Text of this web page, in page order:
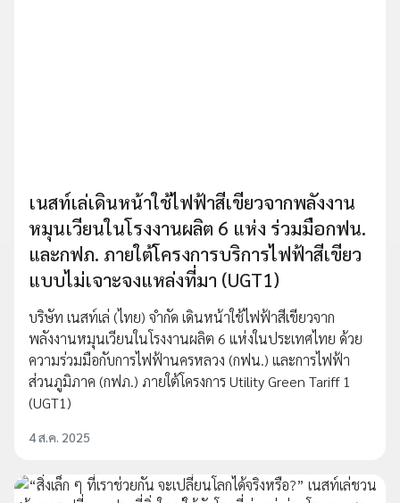
เนสท์เล่เดินหน้าใช้ไฟฟ้าสีเขียวจากพลังงาน
หมุนเวียนในโรงงานผลิต 6 แห่ง ร่วมมือกฟน.
และกฟภ. ภายใต้โครงการบริการไฟฟ้าสีเขียว
แบบไม่เจาะจงแหล่งที่มา (UGT1)
บริษัท เนสท์เล่ (ไทย) จำกัด เดินหน้าใช้ไฟฟ้าสีเขียวจาก
พลังงานหมุนเวียนในโรงงานผลิต 6 แห่งในประเทศไทย ด้วย
ความร่วมมือกับการไฟฟ้านครหลวง (กฟน.) และการไฟฟ้า
ส่วนภูมิภาค (กฟภ.) ภายใต้โครงการ Utility Green Tariff 1
(UGT1)
4 ส.ค. 2025